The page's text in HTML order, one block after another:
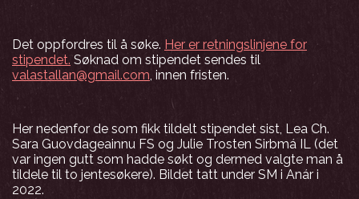
Det oppfordres til å søke. Her er retningslinjene for
stipendet. Søknad om stipendet sendes til
valastallan@gmail.com, innen fristen.
Her nedenfor de som fikk tildelt stipendet sist, Lea Ch.
Sara Guovdageainnu FS og Julie Trosten Sirbmá IL (det
var ingen gutt som hadde søkt og dermed valgte man å
tildele til to jentesøkere). Bildet tatt under SM i Anár i
2022.